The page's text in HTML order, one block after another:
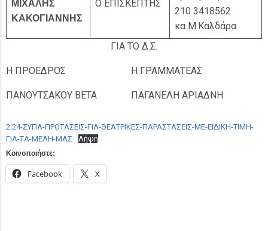
ΜΙΧΑΛΗΣ
ΚΑΚΟΓΙΑΝΝΗΣ
Ο ΕΠΙΣΚΕΠΤΗΣ
210 3418562
κα Μ.Καλδάρα
ΓΙΑ ΤΟ Δ.Σ.
Η ΠΡΟΕΔΡΟΣ
ΠΑΝΟΥΤΣΑΚΟΥ ΒΕΤΑ
Η ΓΡΑΜΜΑΤΕΑΣ
ΠΑΓΑΝΕΛΗ ΑΡΙΑΔΝΗ
2.24-ΣΥΠΑ-ΠΡΟΤΑΣΕΙΣ-ΓΙΑ-ΘΕΑΤΡΙΚΕΣ-ΠΑΡΑΣΤΑΣΕΙΣ-ΜΕ-ΕΙΔΙΚΗ-ΤΙΜΗ-
ΓΙΑ-ΤΑ-ΜΕΛΗ-ΜΑΣ
Λήψη
Κοινοποιήστε:
Facebook X